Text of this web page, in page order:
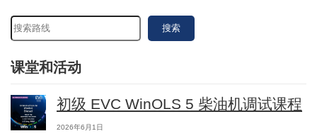
搜索
课堂和活动
初级 EVC WinOLS 5 柴油机调试课程
2026年6月1日